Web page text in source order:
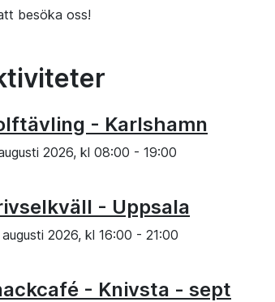
besöka oss!
- Karlshamn
2026, kl 08:00 - 19:00
- Uppsala
2026, kl 16:00 - 21:00
- Knivsta - sept